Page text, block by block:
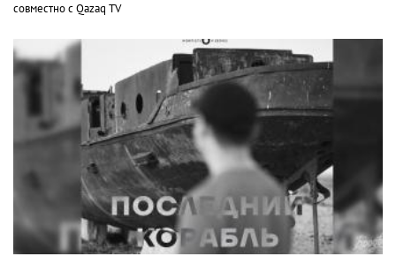
совместно с Qazaq TV